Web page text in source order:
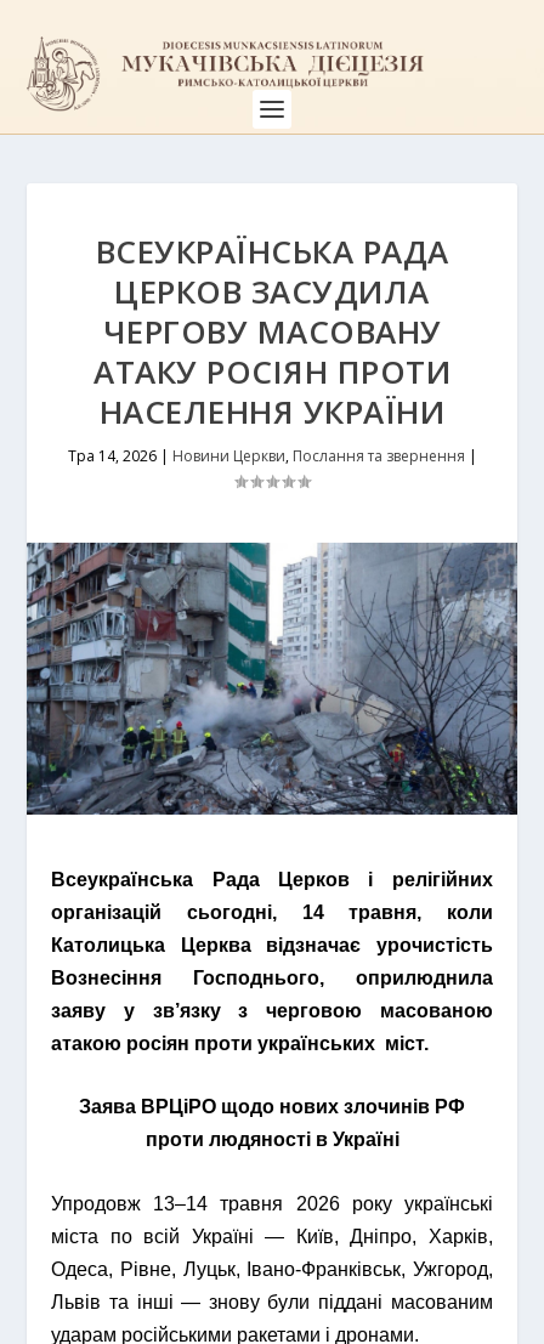
ВСЕУКРАЇНСЬКА РАДА
ЦЕРКОВ ЗАСУДИЛА
ЧЕРГОВУ МАСОВАНУ
АТАКУ РОСІЯН ПРОТИ
НАСЕЛЕННЯ УКРАЇНИ
Тра 14, 2026| Новини Церкви, Послання та звернення |
Всеукраїнська Рада Церков і релігійних
організацій сьогодні, 14 травня, коли
Католицька Церква відзначає урочистість
Вознесіння Господнього, оприлюднила
заяву у зв’язку з черговою масованою
атакою росіян проти українських міст.
Заява ВРЦіРО щодо нових злочинів РФ
проти людяності в Україні
Упродовж 13–14 травня 2026 року українські
міста по всій Україні — Київ, Дніпро, Харків,
Одеса, Рівне, Луцьк, Івано-Франківськ, Ужгород,
Львів та інші — знову були піддані масованим
ударам російськими ракетами і дронами.